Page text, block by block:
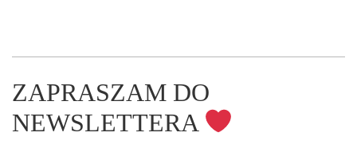
ZAPRASZAM DO
NEWSLETTERA